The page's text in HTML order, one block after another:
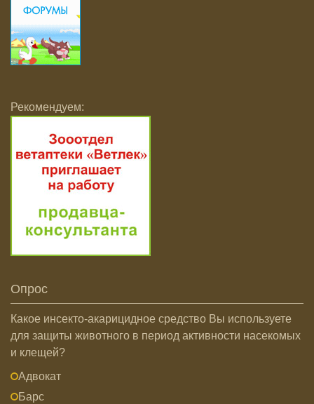
Рекомендуем:
Опрос
Какое инсекто-акарицидное средство Вы используете
для защиты животного в период активности насекомых
и клещей?
Адвокат
Барс